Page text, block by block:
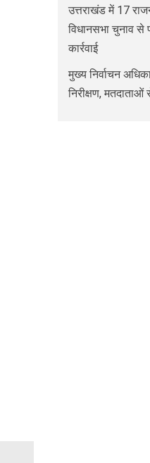
उत्तराखंड में 17
विधानसभा चुनाव
कार्रवाई
मुख्य निर्वाचन
निरीक्षण,